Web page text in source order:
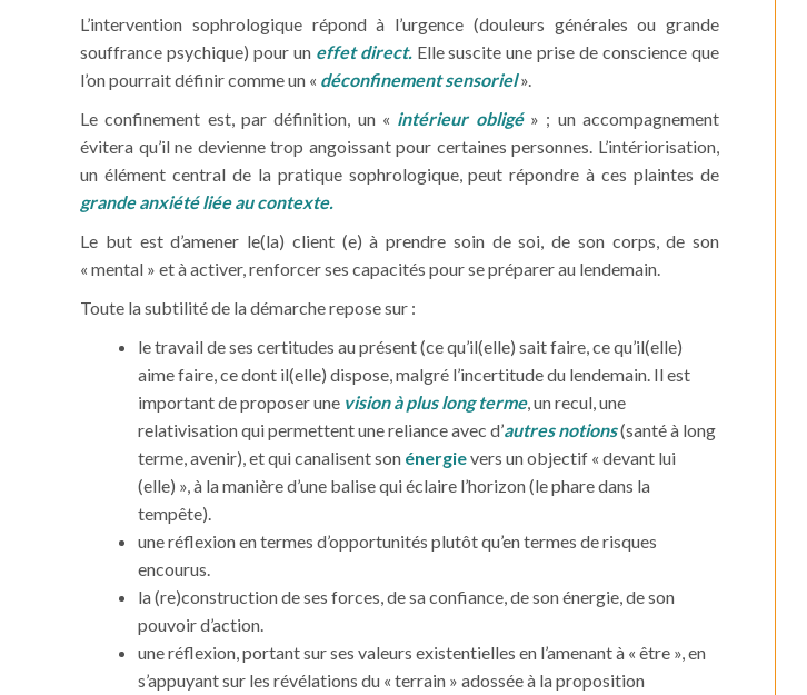
L’intervention sophrologique répond à l’urgence (douleurs générales ou grande
souffrance psychique) pour un effet direct. Elle suscite une prise de conscience que
l’on pourrait définir comme un « déconfinement sensoriel».
Le confinement est, par définition, un « intérieur obligé» ; un accompagnement
évitera qu’il ne devienne trop angoissant pour certaines personnes. L’intériorisation,
un élément central de la pratique sophrologique, peut répondre à ces plaintes de
grande anxiété liée au contexte.
Le but est d’amener le(la) client (e) à prendre soin de soi, de son corps, de son
« mental » et à activer, renforcer ses capacités pour se préparer au lendemain.
Toute la subtilité de la démarche repose sur :
le travail de ses certitudes au présent (ce qu’il(elle) sait faire, ce qu’il(elle)
aime faire, ce dont il(elle) dispose, malgré l’incertitude du lendemain. Il est
important de proposer une vision à plus long terme, un recul, une
relativisation qui permettent une reliance avec d’autres notions(santé à long
terme, avenir), et qui canalisent son énergievers un objectif « devant lui
(elle) », à la manière d’une balise qui éclaire l’horizon (le phare dans la
tempête).
une réflexion en termes d’opportunités plutôt qu’en termes de risques
encourus.
la (re)construction de ses forces, de sa confiance, de son énergie, de son
pouvoir d’action.
une réflexion, portant sur ses valeurs existentielles en l’amenant à « être », en
s’appuyant sur les révélations du « terrain » adossée à la proposition